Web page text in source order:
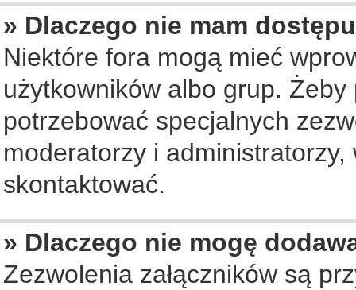
» Dlaczego nie mam
Niektóre fora mogą mieć
użytkowników albo grup.
potrzebować specjalnych
moderatorzy i
skontaktować.
» Dlaczego nie mogę
Zezwolenia załączników są